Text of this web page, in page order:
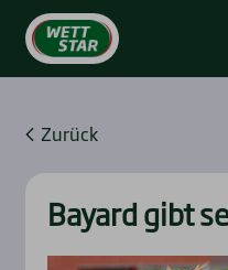
Zurück
Bayard gibt